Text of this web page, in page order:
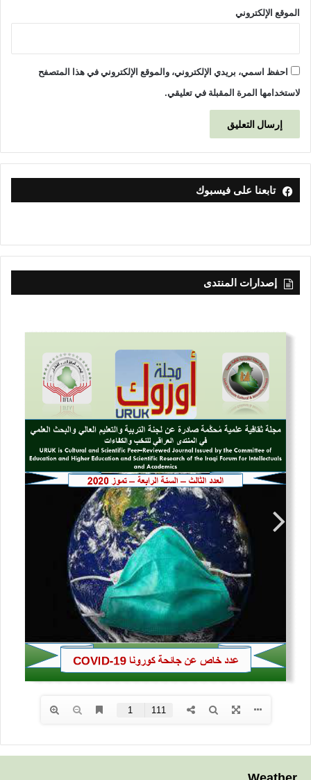
الموقع الإلكتروني
احفظ اسمي، بريدي الإلكتروني، والموقع الإلكتروني في هذا المتصفح
لاستخدامها المرة المقبلة في تعليقي.
تابعنا على فيسبوك
إصدارات المنتدى